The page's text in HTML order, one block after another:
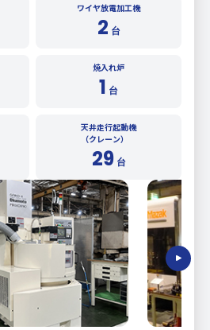
ワイヤ放電加工機
2 台
焼入れ炉
1 台
天井走行起動機
（クレーン）
29台